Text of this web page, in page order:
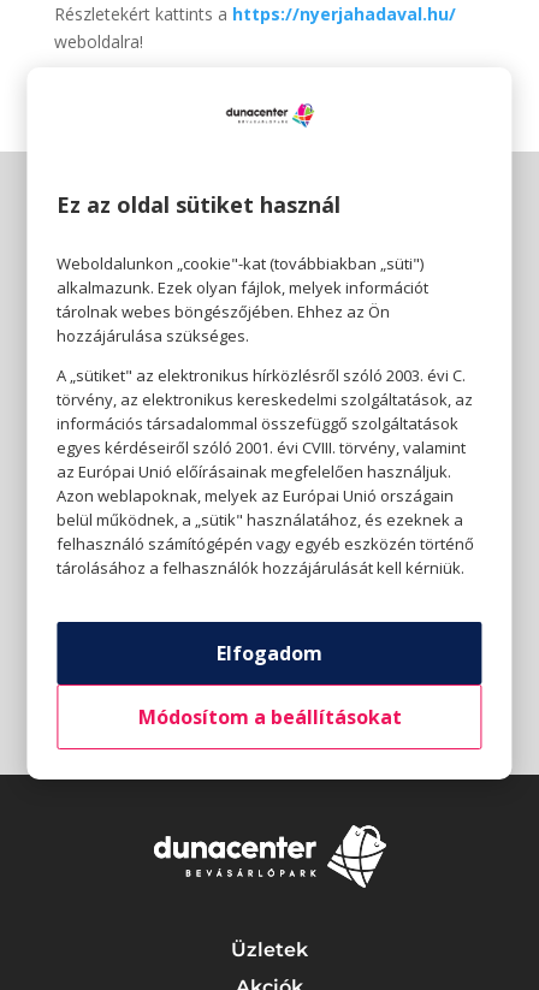
Részletekért kattints a https://nyerjahadaval.hu/
weboldalra!
Üzletek
Ez az oldal sütiket használ
Weboldalunkon „cookie"-kat (továbbiakban „süti")
alkalmazunk. Ezek olyan fájlok, melyek információt
tárolnak webes böngészőjében. Ehhez az Ön
hozzájárulása szükséges.
A „sütiket" az elektronikus hírközlésről szóló 2003. évi C.
törvény, az elektronikus kereskedelmi szolgáltatások, az
információs társadalommal összefüggő szolgáltatások
egyes kérdéseiről szóló 2001. évi CVIII. törvény, valamint
az Európai Unió előírásainak megfelelően használjuk.
Azon weblapoknak, melyek az Európai Unió országain
belül működnek, a „sütik" használatához, és ezeknek a
felhasználó számítógépén vagy egyéb eszközén történő
tárolásához a felhasználók hozzájárulását kell kérniük.
Elfogadom
Módosítom a beállításokat